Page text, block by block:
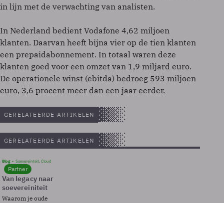
in lijn met de verwachting van analisten.
In Nederland bedient Vodafone 4,62 miljoen
klanten. Daarvan heeft bijna vier op de tien klanten
een prepaidabonnement. In totaal waren deze
klanten goed voor een omzet van 1,9 miljard euro.
De operationele winst (ebitda) bedroeg 593 miljoen
euro, 3,6 procent meer dan een jaar eerder.
GERELATEERDE ARTIKELEN
GERELATEERDE ARTIKELEN
Blog Soevereinteit, Cloud
Partner
Van legacy naar
soevereiniteit
Waarom je oude